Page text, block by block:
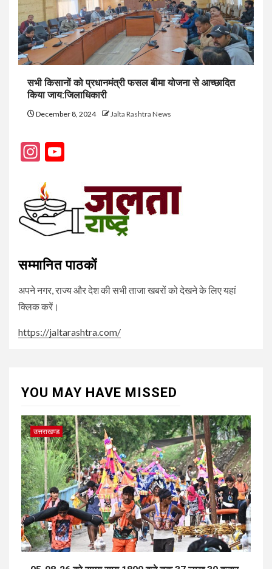
सभी किसानों को प्रधानमंत्री फसल बीमा योजना से आच्छादित
किया जाय:जिलाधिकारी
December 8, 2024 Jalta Rashtra News
Instagram
सम्मानित पाठकों
अपने नगर, राज्य और देश की सभी ताजा खबरों को देखने के लिए यहां
क्लिक करें।
https://jaltarashtra.com/
YOU MAY HAVE MISSED
उत्तराखण्ड